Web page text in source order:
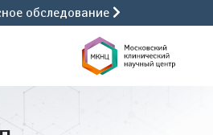
обследование